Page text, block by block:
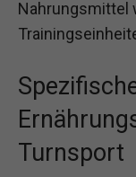
Nahrungsmittel
Turnsport